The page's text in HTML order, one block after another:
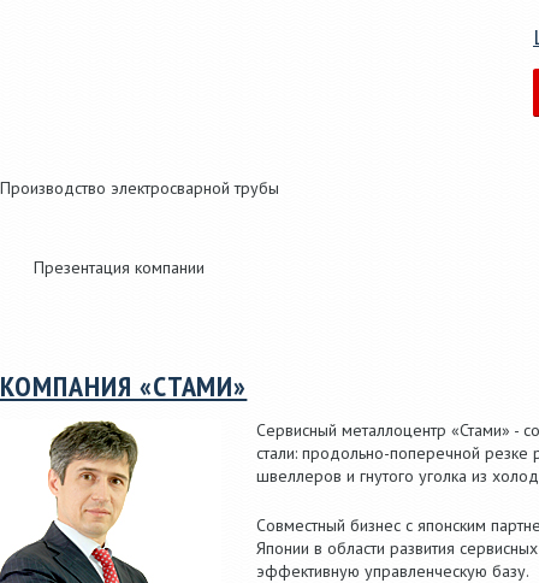
Производство электросварной трубы
Презентация компании
КОМПАНИЯ «СТАМИ»
Сервисный металлоцентр «Стами» -
стали: продольно-поперечной резке
швеллеров и гнутого уголка из
Совместный бизнес с японским
Японии в области развития
эффективную управленческую базу.